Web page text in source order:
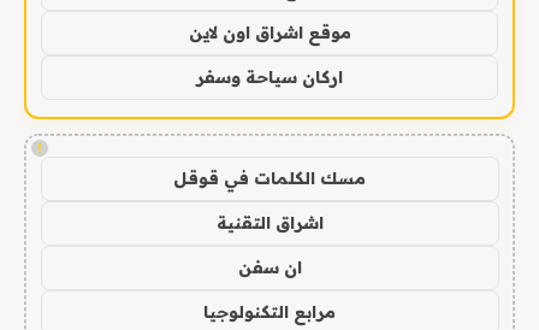
موقع اشراق اون لاين
اركان سياحة وسفر
!
مسك الكلمات في قوقل
اشراق التقنية
ان سفن
مرابع التكنولوجيا